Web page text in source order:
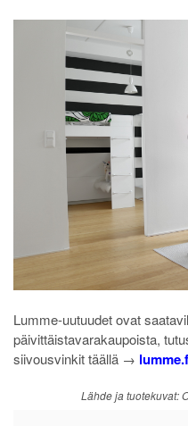
Lumme-uutuudet ovat
päivittäistavarakaupoista,
siivousvinkit täällä →
Lähde ja tuotekuvat: